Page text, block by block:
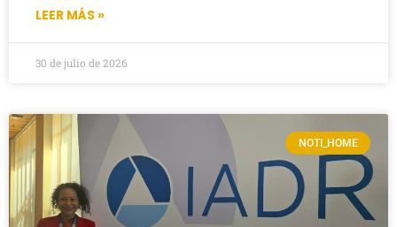
LEER MÁS »
30 de julio de 2026
NOTI_HOME